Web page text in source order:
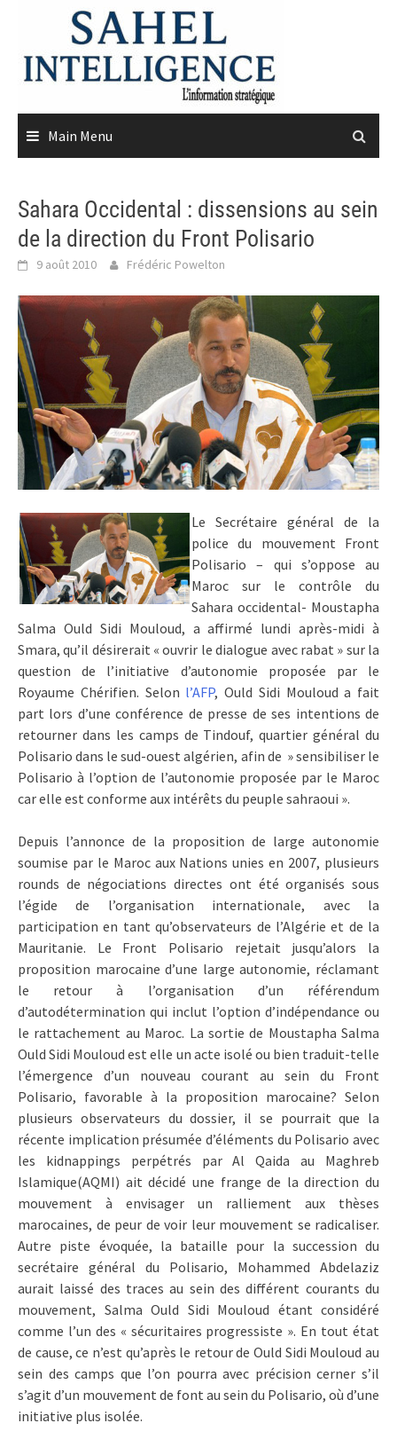
content
Main Menu
Sahara Occidental : dissensions au sein
de la direction du Front Polisario
9 août 2010 Frédéric Powelton
Le Secrétaire général de la
police du mouvement Front
Polisario – qui s’oppose au
Maroc sur le contrôle du
Sahara occidental- Moustapha
Salma Ould Sidi Mouloud, a affirmé lundi après-midi à
Smara, qu’il désirerait « ouvrir le dialogue avec rabat » sur la
question de l’initiative d’autonomie proposée par le
Royaume Chérifien. Selon l’AFP, Ould Sidi Mouloud a fait
part lors d’une conférence de presse de ses intentions de
retourner dans les camps de Tindouf, quartier général du
Polisario dans le sud-ouest algérien, afin de » sensibiliser le
Polisario à l’option de l’autonomie proposée par le Maroc
car elle est conforme aux intérêts du peuple sahraoui ».
Depuis l’annonce de la proposition de large autonomie
soumise par le Maroc aux Nations unies en 2007, plusieurs
rounds de négociations directes ont été organisés sous
l’égide de l’organisation internationale, avec la
participation en tant qu’observateurs de l’Algérie et de la
Mauritanie. Le Front Polisario rejetait jusqu’alors la
proposition marocaine d’une large autonomie, réclamant
le retour à l’organisation d’un référendum
d’autodétermination qui inclut l’option d’indépendance ou
le rattachement au Maroc. La sortie de Moustapha Salma
Ould Sidi Mouloud est elle un acte isolé ou bien traduit-telle
l’émergence d’un nouveau courant au sein du Front
Polisario, favorable à la proposition marocaine? Selon
plusieurs observateurs du dossier, il se pourrait que la
récente implication présumée d’éléments du Polisario avec
les kidnappings perpétrés par Al Qaida au Maghreb
Islamique(AQMI) ait décidé une frange de la direction du
mouvement à envisager un ralliement aux thèses
marocaines, de peur de voir leur mouvement se radicaliser.
Autre piste évoquée, la bataille pour la succession du
secrétaire général du Polisario, Mohammed Abdelaziz
aurait laissé des traces au sein des différent courants du
mouvement, Salma Ould Sidi Mouloud étant considéré
comme l’un des « sécuritaires progressiste ». En tout état
de cause, ce n’est qu’après le retour de Ould Sidi Mouloud au
sein des camps que l’on pourra avec précision cerner s’il
s’agit d’un mouvement de font au sein du Polisario, où d’une
initiative plus isolée.